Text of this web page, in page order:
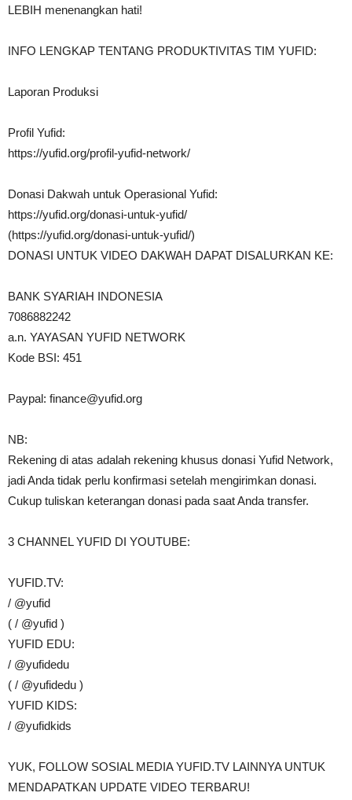
LEBIH menenangkan hati!
INFO LENGKAP TENTANG PRODUKTIVITAS TIM YUFID:
Laporan Produksi
Profil Yufid:
https://yufid.org/profil-yufid-network/
Donasi Dakwah untuk Operasional Yufid:
https://yufid.org/donasi-untuk-yufid/
(https://yufid.org/donasi-untuk-yufid/)
DONASI UNTUK VIDEO DAKWAH DAPAT DISALURKAN KE:
BANK SYARIAH INDONESIA
7086882242
a.n. YAYASAN YUFID NETWORK
Kode BSI: 451
Paypal: finance@yufid.org
NB:
Rekening di atas adalah rekening khusus donasi Yufid Network,
jadi Anda tidak perlu konfirmasi setelah mengirimkan donasi.
Cukup tuliskan keterangan donasi pada saat Anda transfer.
3 CHANNEL YUFID DI YOUTUBE:
YUFID.TV:
/ @yufid
( / @yufid )
YUFID EDU:
/ @yufidedu
( / @yufidedu )
YUFID KIDS:
/ @yufidkids
YUK, FOLLOW SOSIAL MEDIA YUFID.TV LAINNYA UNTUK
MENDAPATKAN UPDATE VIDEO TERBARU!